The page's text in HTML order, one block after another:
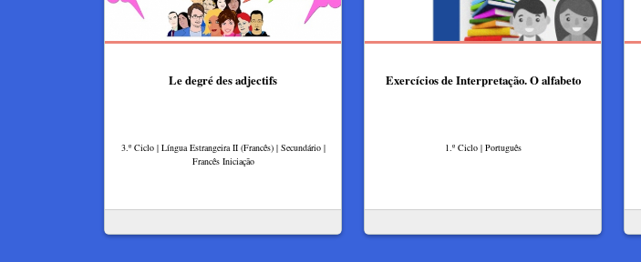
Le degré des adjectifs
3.º Ciclo | Língua Estrangeira II (Francês) | Secundário |
Francês Iniciação
Exercícios de Interpretação. O alfabeto
1.º Ciclo | Português